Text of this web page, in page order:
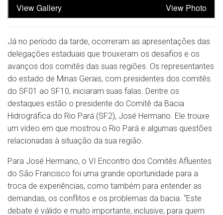
Já no período da tarde, ocorreram as apresentações das
delegações estaduais que trouxeram os desafios e os
avanços dos comitês das suas regiões. Os representantes
do estado de Minas Gerais, com presidentes dos comitês
do SF01 ao SF10, iniciaram suas falas. Dentre os
destaques estão o presidente do Comitê da Bacia
Hidrográfica do Rio Pará (SF2), José Hermano. Ele trouxe
um vídeo em que mostrou o Rio Pará e algumas questões
relacionadas à situação da sua região.
Para José Hermano, o VI Encontro dos Comitês Afluentes
do São Francisco foi uma grande oportunidade para a
troca de experiências, como também para entender as
demandas, os conflitos e os problemas da bacia. “Este
debate é válido e muito importante, inclusive, para quem